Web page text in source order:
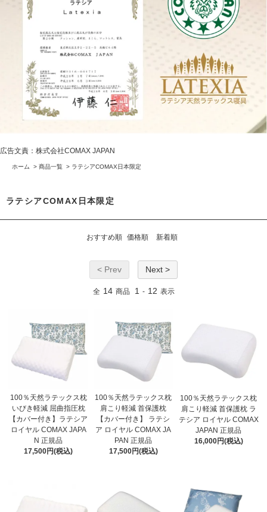
広告文責：株式会社COMAX JAPAN
ホーム > 商品一覧 > ラテシアCOMAX日本限定
ラテシアCOMAX日本限定
おすすめ順 価格順 新着順
< Prev Next >
全 14 商品 1 - 12 表示
100％天然ラテックス枕
いびき軽減 屈曲指圧枕
【カバー付き】ラテシア
ロイヤル COMAX JAPA
N 正規品
17,500円(税込)
100％天然ラテックス枕
肩こり軽減 首保護枕
【カバー付き】 ラテシ
ア ロイヤル COMAX JA
PAN 正規品
17,500円(税込)
100％天然ラテックス枕
肩こり軽減 首保護枕 ラ
テシア ロイヤル COMAX
JAPAN 正規品
16,000円(税込)